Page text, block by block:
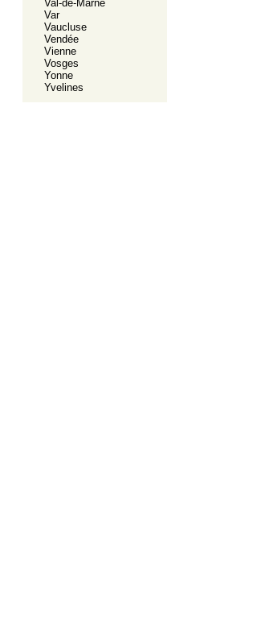
Val-de-Marne
Var
Vaucluse
Vendée
Vienne
Vosges
Yonne
Yvelines